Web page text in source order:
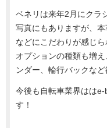
ベネリは来年2月にクラ
写真にもありますが、
などにこだわりが感じら
オプションの種類も増
ンダー、輪行バックな
今後も自転車業界はは
す！